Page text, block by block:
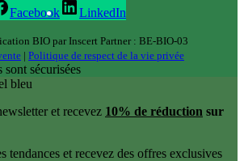
Facebook LinkedIn
BIO par Inscert Partner : BE-BIO-03
| Politique de respect de la vie privée
sont sécurisées
et recevez 10% de réduction sur
tendances et recevez des offres exclusives